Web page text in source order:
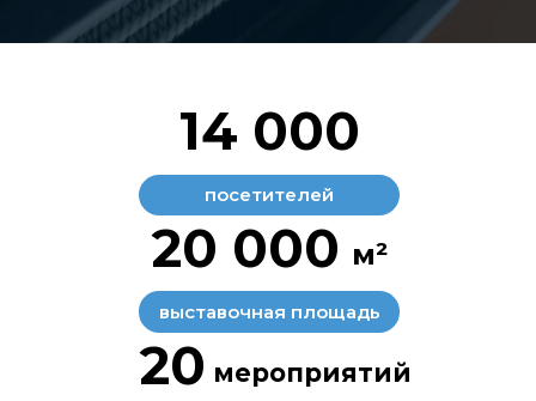
14 000
посетителей
выставочная площадь
20 000 м²
20 мероприятий